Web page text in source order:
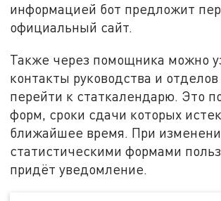
информацией бот предложит
официальный сайт.
Также через помощника можно
контакты руководства и
перейти к статкалендарю. Это
форм, сроки сдачи которых
ближайшее время. При
статистическими формами
придёт уведомление.